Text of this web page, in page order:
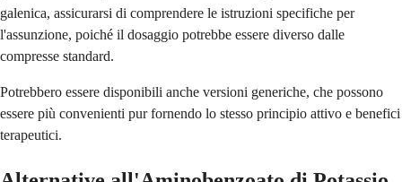
galenica, assicurarsi di comprendere le istruzioni specifiche per
l'assunzione, poiché il dosaggio potrebbe essere diverso dalle
compresse standard.
Potrebbero essere disponibili anche versioni generiche, che possono
essere più convenienti pur fornendo lo stesso principio attivo e benefici
terapeutici.